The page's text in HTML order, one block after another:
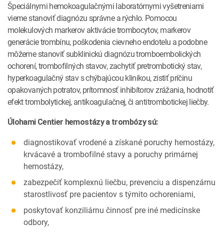
Špeciálnymi hemokoagulačnými laboratórnymi vyšetreniami
vieme stanoviť diagnózu správne a rýchlo. Pomocou
molekulových markerov aktivácie trombocytov, markerov
generácie trombínu, poškodenia cievneho endotelu a podobne
môžeme stanoviť subklinickú diagnózu tromboembolických
ochorení, trombofilných stavov, zachytiť pretrombotický stav,
hyperkoagulačný stav s chýbajúcou klinikou, zistiť príčinu
opakovaných potratov, prítomnosť inhibítorov zrážania, hodnotiť
efekt trombolytickej, antikoagulačnej, či antitrombotickej liečby.
Úlohami Centier hemostázy a trombózy sú:
diagnostikovať vrodené a získané poruchy hemostázy,
krvácavé a trombofilné stavy a poruchy primárnej
hemostázy,
zabezpečiť komplexnú liečbu, prevenciu a dispenzárnu
starostlivosť pre pacientov s týmito ochoreniami,
poskytovať konziliárnu činnosť pre iné medicínske
odbory,